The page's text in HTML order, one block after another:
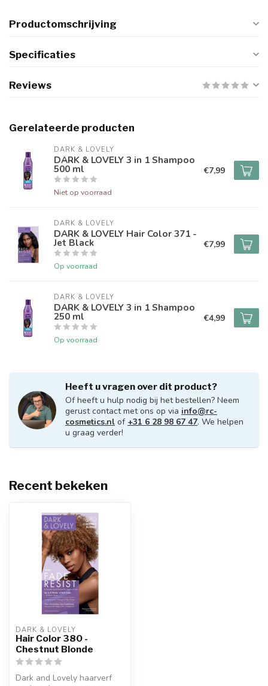
Productomschrijving
Specificaties
Reviews
Gerelateerde producten
DARK & LOVELY
DARK & LOVELY 3 in 1 Shampoo
500 ml
Niet op voorraad
€7,99
DARK & LOVELY
DARK & LOVELY Hair Color 371 -
Jet Black
Op voorraad
€7,99
DARK & LOVELY
DARK & LOVELY 3 in 1 Shampoo
250 ml
Op voorraad
€4,99
Heeft u vragen over dit product?
Of heeft u hulp nodig bij het bestellen? Neem
gerust contact met ons op via info@rc-
cosmetics.nl of +31 6 28 98 67 47. We helpen
u graag verder!
Recent bekeken
DARK & LOVELY
Hair Color 380 -
Chestnut Blonde
Dark and Lovely haarverf